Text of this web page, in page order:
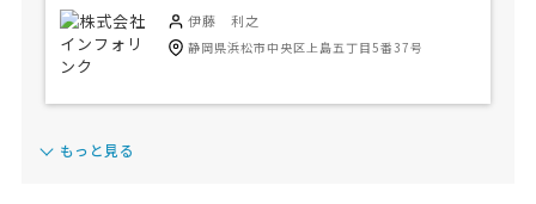
伊藤 利之
静岡県浜松市中央区上島五丁目5番37号
もっと見る